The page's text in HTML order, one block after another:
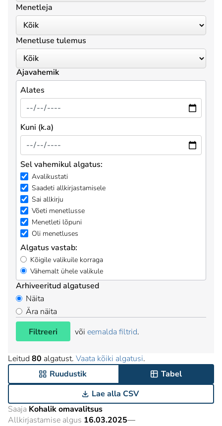
Menetleja
Menetluse tulemus
Ajavahemik
Alates
Kuni (k.a)
Sel vahemikul algatus:
Avalikustati
Saadeti allkirjastamisele
Sai allkirju
Võeti menetlusse
Menetleti lõpuni
Oli menetluses
Algatus vastab:
Kõigile valikuile korraga
Vähemalt ühele valikule
Arhiveeritud algatused
Näita
Ära näita
Filtreeri
või eemalda filtrid.
Leitud 80 algatust. Vaata kõiki algatusi.
Ruudustik
Tabel
Lae alla CSV
Saaja Kohalik omavalitsus
Allkirjastamise algus 16.03.2025—